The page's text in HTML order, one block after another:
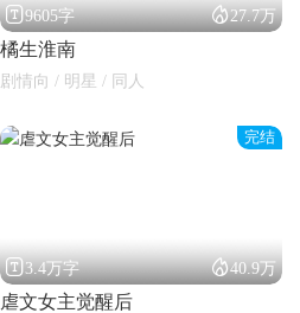
9605字 27.7万
橘生淮南
剧情向 / 明星 / 同人
完结
3.4万字 40.9万
虐文女主觉醒后